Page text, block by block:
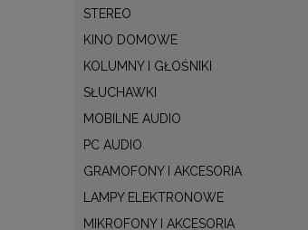
STEREO
KINO DOMOWE
KOLUMNY I GŁOŚNIKI
SŁUCHAWKI
MOBILNE AUDIO
PC AUDIO
GRAMOFONY I AKCESORIA
LAMPY ELEKTRONOWE
MIKROFONY I AKCESORIA